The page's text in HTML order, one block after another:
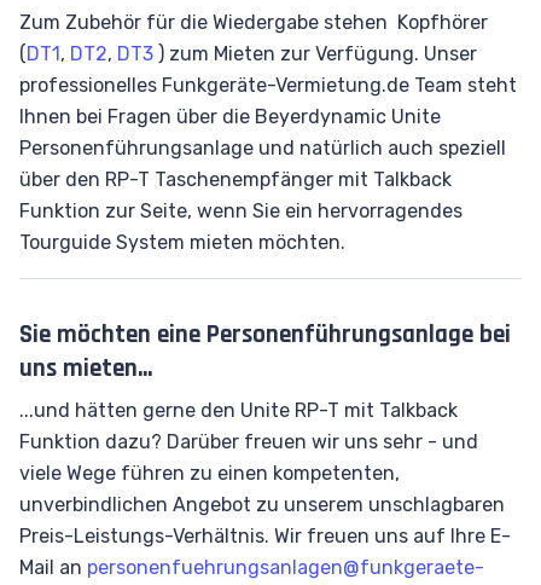
Zum Zubehör für die Wiedergabe stehen Kopfhörer
(DT1, DT2, DT3 ) zum Mieten zur Verfügung. Unser
professionelles Funkgeräte-Vermietung.de Team steht
Ihnen bei Fragen über die Beyerdynamic Unite
Personenführungsanlage und natürlich auch speziell
über den RP-T Taschenempfänger mit Talkback
Funktion zur Seite, wenn Sie ein hervorragendes
Tourguide System mieten möchten.
Sie möchten eine Personenführungsanlage bei
uns mieten...
...und hätten gerne den Unite RP-T mit Talkback
Funktion dazu? Darüber freuen wir uns sehr - und
viele Wege führen zu einen kompetenten,
unverbindlichen Angebot zu unserem unschlagbaren
Preis-Leistungs-Verhältnis. Wir freuen uns auf Ihre E-
Mail an personenfuehrungsanlagen@funkgeraete-